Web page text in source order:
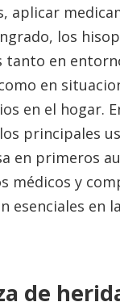
aplicar
los
tanto en
en
en el hogar.
principales
en primeros
médicos y
esenciales en
de